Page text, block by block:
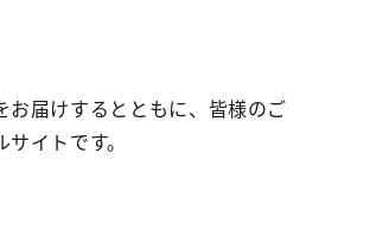
届けするとともに、皆様のご
イトです。